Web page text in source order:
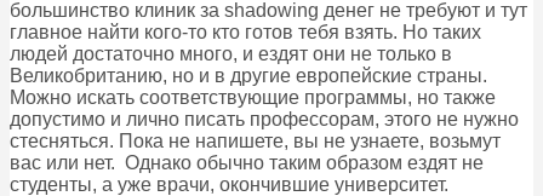
большинство клиник за shadowing денег не требуют и тут
главное найти кого-то кто готов тебя взять. Но таких
людей достаточно много, и ездят они не только в
Великобританию, но и в другие европейские страны.
Можно искать соответствующие программы, но также
допустимо и лично писать профессорам, этого не нужно
стесняться. Пока не напишете, вы не узнаете, возьмут
вас или нет. Однако обычно таким образом ездят не
студенты, а уже врачи, окончившие университет.